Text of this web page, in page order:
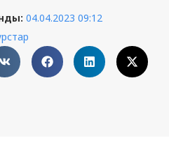
04.04.2023 09:12